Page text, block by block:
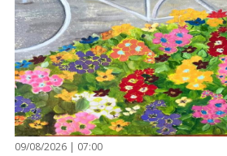
09/08/2026 | 07:00